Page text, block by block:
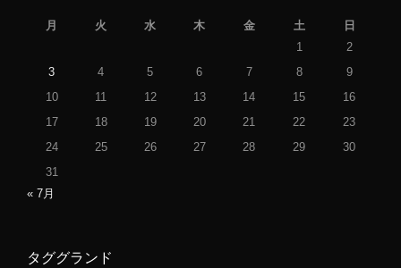
月 火 水 木 金 土
日
1
2
3
4 5 6 7 8
9
10
11 12 13 14 15
16
17
18 19 20 21 22
23
24
25 26 27 28 29
30
31
« 7月
タググランド